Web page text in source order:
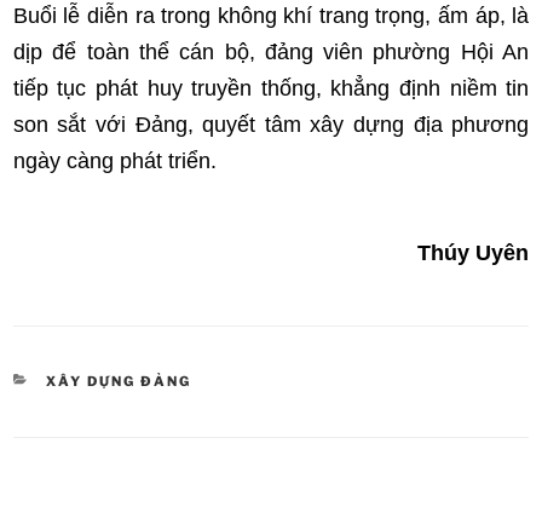
Buổi lễ diễn ra trong không khí trang trọng, ấm áp, là
dịp để toàn thể cán bộ, đảng viên phường Hội An
tiếp tục phát huy truyền thống, khẳng định niềm tin
son sắt với Đảng, quyết tâm xây dựng địa phương
ngày càng phát triển.
Thúy Uyên
DANH
XÂY DỰNG ĐẢNG